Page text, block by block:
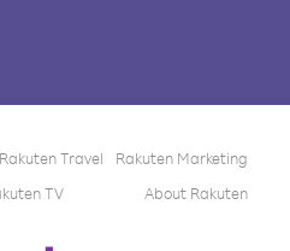
Rakuten Travel
Rakuten Marketing
TV About Rakuten